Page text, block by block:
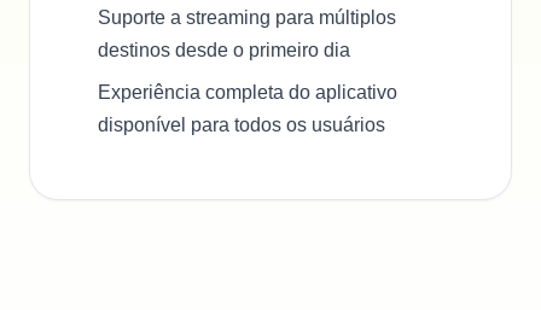
Suporte a streaming para múltiplos
destinos desde o primeiro dia
Experiência completa do aplicativo
disponível para todos os usuários